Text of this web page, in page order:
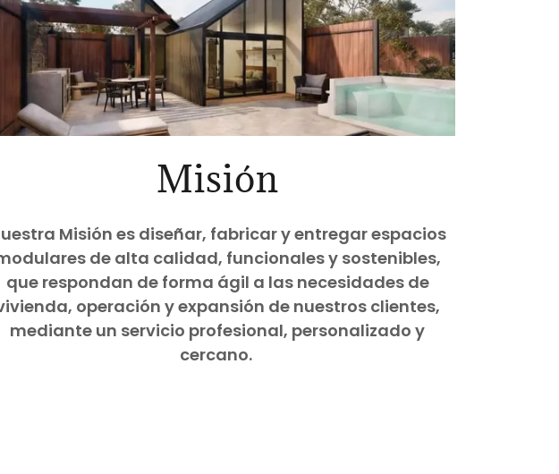
Misión
Misión es diseñar, fabricar y entregar espacios
de alta calidad, funcionales y sostenibles,
que respondan de forma ágil a las necesidades de
operación y expansión de nuestros clientes,
mediante un servicio profesional, personalizado y
cercano.